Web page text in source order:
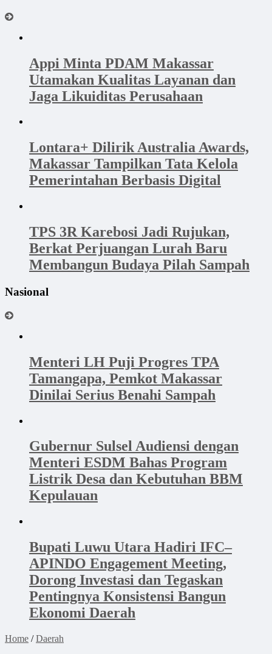
Appi Minta PDAM Makassar
Utamakan Kualitas Layanan dan
Jaga Likuiditas Perusahaan
Lontara+ Dilirik Australia Awards,
Makassar Tampilkan Tata Kelola
Pemerintahan Berbasis Digital
TPS 3R Karebosi Jadi Rujukan,
Berkat Perjuangan Lurah Baru
Membangun Budaya Pilah Sampah
Nasional
Menteri LH Puji Progres TPA
Tamangapa, Pemkot Makassar
Dinilai Serius Benahi Sampah
Gubernur Sulsel Audiensi dengan
Menteri ESDM Bahas Program
Listrik Desa dan Kebutuhan BBM
Kepulauan
Bupati Luwu Utara Hadiri IFC–
APINDO Engagement Meeting,
Dorong Investasi dan Tegaskan
Pentingnya Konsistensi Bangun
Ekonomi Daerah
Home /Daerah